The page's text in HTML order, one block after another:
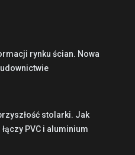
rynku ścian. Nowa
stolarki. Jak
PVC i aluminium